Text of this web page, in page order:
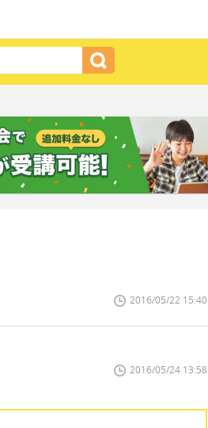
2016/05/22 15:40
2016/05/24 13:58